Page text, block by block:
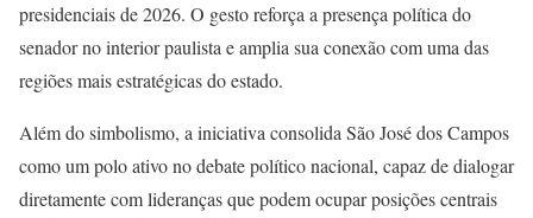
presidenciais de 2026. O gesto reforça a presença política do
senador no interior paulista e amplia sua conexão com uma das
regiões mais estratégicas do estado.
Além do simbolismo, a iniciativa consolida São José dos Campos
como um polo ativo no debate político nacional, capaz de dialogar
diretamente com lideranças que podem ocupar posições centrais